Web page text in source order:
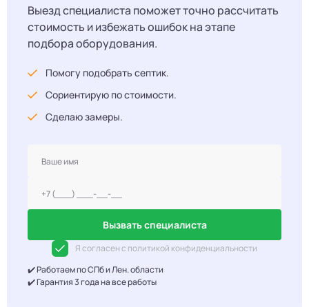
Выезд специалиста поможет точно рассчитать
стоимость и избежать ошибок на этапе
подбора оборудования.
Помогу подобрать септик.
Сориентирую по стоимости.
Сделаю замеры.
Вызвать специалиста
Я согласен с политикой конфиденциальности
✔️ Работаем по СПб и Лен. области
✔️ Гарантия 3 года на все работы